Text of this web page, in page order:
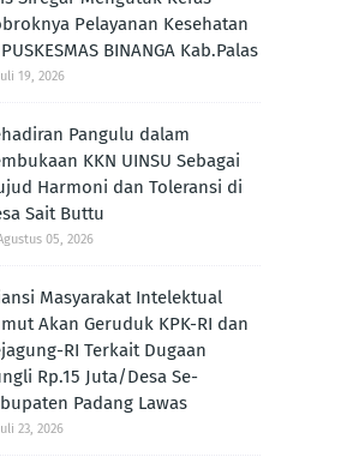
Pelayanan Kesehatan
BINANGA Kab.Palas
19, 2026
Pangulu dalam
KKN UINSU Sebagai
Harmoni dan Toleransi di
Sait Buttu
05, 2026
Masyarakat Intelektual
Akan Geruduk KPK-RI dan
RI Terkait Dugaan
Rp.15 Juta/Desa Se-
Padang Lawas
23, 2026